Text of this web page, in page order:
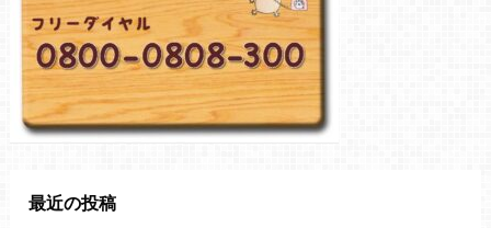
最近の投稿